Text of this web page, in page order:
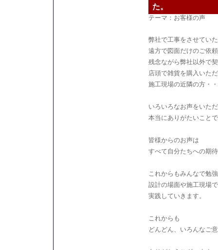
た。
テーマ： お客様の声
弊社で工事をさせてい
遠方で図面だけのご依
残念ながら弊社以外で
店頭で雑貨を購入いた
施工現場の近隣の方・
いろいろなお声をいた
本当にありがたいこと
皆様からのお声は
すべて自分たちへの期
これからもみんなで勉
設計の場面や施工現場で
実践していきます。
これからも
どんどん、いろんなご